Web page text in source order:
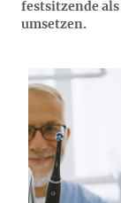
festsitzende
umsetzen.